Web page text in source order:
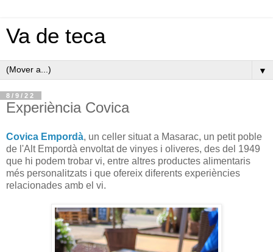
Va de teca
▼
8/9/22
Experiència Covica
Covica Empordà, un celler situat a Masarac, un petit poble
de l'Alt Empordà envoltat de vinyes i oliveres, des del 1949
que hi podem trobar vi, entre altres productes alimentaris
més personalitzats i que ofereix diferents experiències
relacionades amb el vi.